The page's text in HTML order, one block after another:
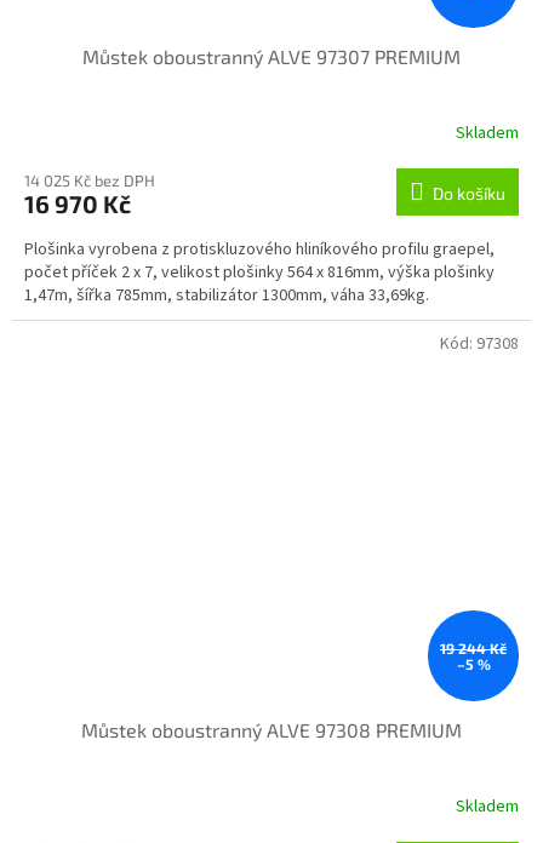
Můstek oboustranný ALVE 97307 PREMIUM
Skladem
14 025 Kč bez DPH
16 970 Kč Do košíku
Plošinka vyrobena z protiskluzového hliníkového profilu graepel,
počet příček 2 x 7, velikost plošinky 564 x 816mm, výška plošinky
1,47m, šířka 785mm, stabilizátor 1300mm, váha 33,69kg.
19 244 Kč
–5 %
Můstek oboustranný ALVE 97308 PREMIUM
Skladem
Kód: 97308